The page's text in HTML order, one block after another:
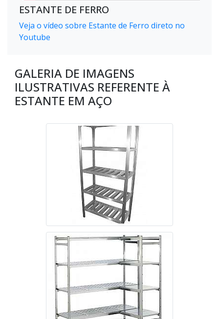
ESTANTE DE FERRO
Veja o vídeo sobre Estante de Ferro direto no
Youtube
GALERIA DE IMAGENS
ILUSTRATIVAS REFERENTE À
ESTANTE EM AÇO